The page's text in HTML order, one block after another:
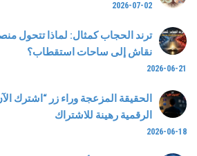
2026-07-02
ترند الحجاب كمثال: لماذا تتحول
نقاش إلى ساحات استقطاب؟
2026-06-21
الحقيقة المزعجة وراء زر “اشترك
الرقمية رهينة للاشتراك
2026-06-18